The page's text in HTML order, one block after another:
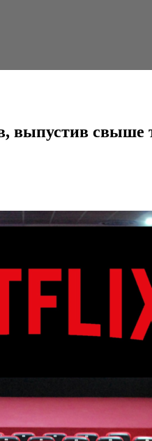
выпустив свыше